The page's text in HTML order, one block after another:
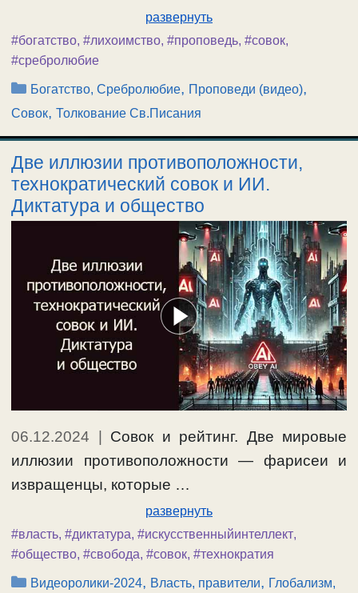
развернуть
#богатство, #лихоимство, #проповедь, #совок,
#сребролюбие
Рубрики
Богатство, Сребролюбие, Проповеди (видео),
Совок, Толкование Св.Писания
Две иллюзии противоположности,
технократический совок и ИИ.
Диктатура и общество
06.12.2024
Совок и рейтинг. Две мировые
иллюзии противоположности — фарисеи и
извращенцы, которые …
развернуть
#власть, #диктатура, #искусственныйинтеллект,
#общество, #свобода, #совок, #технократия
Рубрики
Видеоролики-2024, Власть, правители, Глобализм,